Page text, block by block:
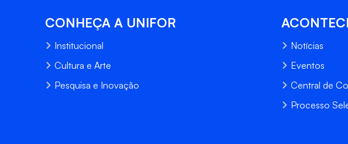
CONHEÇA A UNIFOR
Institucional
Cultura e Arte
Pesquisa e Inovação
Notícias
Eventos
Central de
Processo